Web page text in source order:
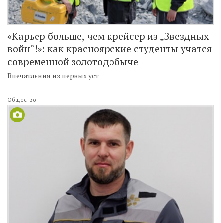
«Карьер больше, чем крейсер из „Звездных
войн“!»: как красноярские студенты учатся
современной золотодобыче
Впечатления из первых уст
Общество